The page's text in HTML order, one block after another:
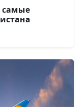
самые